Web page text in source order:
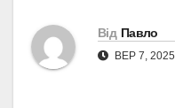
Від Павло
ВЕР 7, 2025